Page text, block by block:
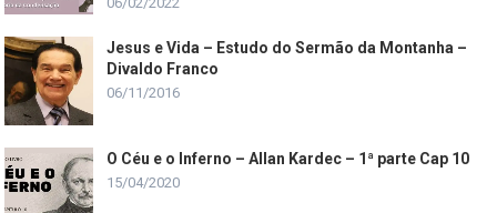
Jesus e Vida – Estudo do Sermão da Montanha –
Divaldo Franco
06/11/2016
O Céu e o Inferno – Allan Kardec – 1ª parte Cap 10
15/04/2020